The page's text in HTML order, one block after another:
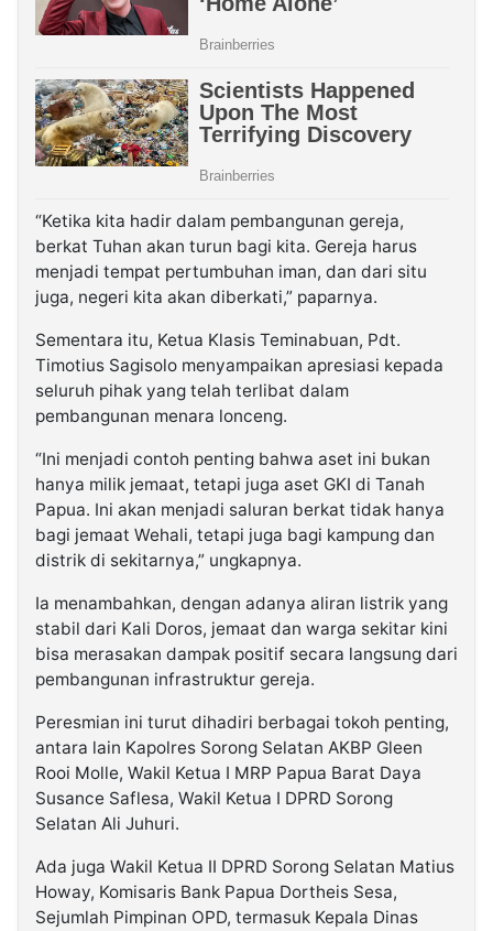
“Ketika kita hadir dalam pembangunan gereja,
berkat Tuhan akan turun bagi kita. Gereja harus
menjadi tempat pertumbuhan iman, dan dari situ
juga, negeri kita akan diberkati,” paparnya.
Sementara itu, Ketua Klasis Teminabuan, Pdt.
Timotius Sagisolo menyampaikan apresiasi kepada
seluruh pihak yang telah terlibat dalam
pembangunan menara lonceng.
“Ini menjadi contoh penting bahwa aset ini bukan
hanya milik jemaat, tetapi juga aset GKI di Tanah
Papua. Ini akan menjadi saluran berkat tidak hanya
bagi jemaat Wehali, tetapi juga bagi kampung dan
distrik di sekitarnya,” ungkapnya.
Ia menambahkan, dengan adanya aliran listrik yang
stabil dari Kali Doros, jemaat dan warga sekitar kini
bisa merasakan dampak positif secara langsung dari
pembangunan infrastruktur gereja.
Peresmian ini turut dihadiri berbagai tokoh penting,
antara lain Kapolres Sorong Selatan AKBP Gleen
Rooi Molle, Wakil Ketua I MRP Papua Barat Daya
Susance Saflesa, Wakil Ketua I DPRD Sorong
Selatan Ali Juhuri.
Ada juga Wakil Ketua II DPRD Sorong Selatan Matius
Howay, Komisaris Bank Papua Dortheis Sesa,
Sejumlah Pimpinan OPD, termasuk Kepala Dinas